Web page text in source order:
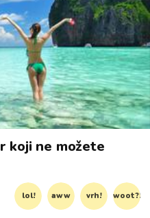
koji ne možete
lol! aww vrh! woot?!